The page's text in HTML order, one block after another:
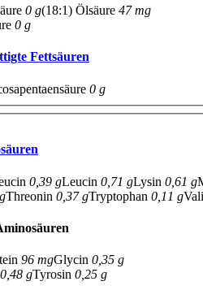
0 g(18:1) Ölsäure 47 mg
0 g
Fettsäuren
0 g
0,39 gLeucin 0,71 gLysin 0,61 g
Threonin 0,37 gTryptophan 0,11 g
96 mgGlycin 0,35 g
0,48 gTyrosin 0,25 g